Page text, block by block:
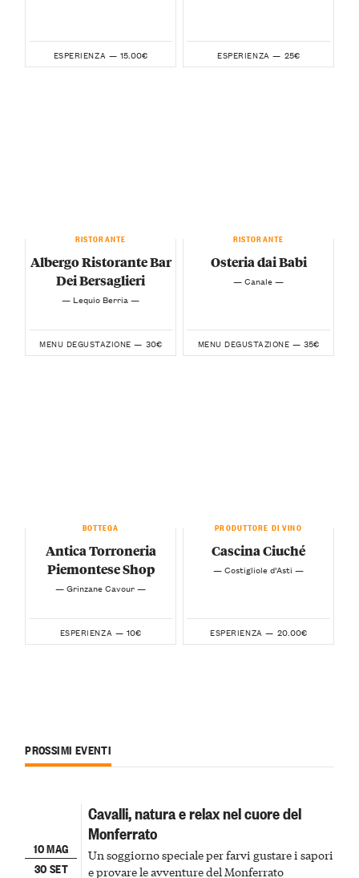
ESPERIENZA — 15.00€ ESPERIENZA — 25€
RISTORANTE
Albergo Ristorante Bar
Dei Bersaglieri
— Lequio Berria —
MENU DEGUSTAZIONE — 30€
RISTORANTE
Osteria dai Babi
— Canale —
MENU DEGUSTAZIONE — 35€
BOTTEGA
Antica Torroneria
Piemontese Shop
— Grinzane Cavour —
ESPERIENZA — 10€
PRODUTTORE DI VINO
Cascina Ciuché
— Costigliole d’Asti —
ESPERIENZA — 20.00€
PROSSIMI EVENTI
10 MAG
30 SET
Cavalli, natura e relax nel cuore del
Monferrato
Un soggiorno speciale per farvi gustare i sapori
e provare le avventure del Monferrato